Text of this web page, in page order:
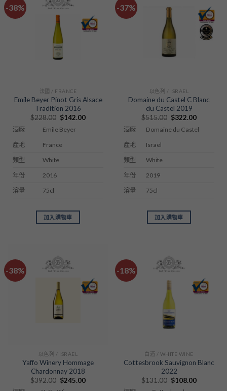
-38%
法國 / FRANCE
Emile Beyer Pinot Gris Alsace
Tradition 2016
$228.00 Original
was:
$142.00Current
酒廠 Emile Beyer
產地 France
類型 White
年份 2016
溶量 75cl
加入購物車
-37%
以色列 / ISRAEL
Domaine du Castel C Blanc
du Castel 2019
$515.00 Original
was:
$322.00Current
is:
酒廠 Domaine du Castel
產地 Israel
類型 White
年份 2019
溶量 75cl
加入購物車
-38%
以色列 / ISRAEL
Yaffo Winery Hommage
Chardonnay 2018
$392.00 Original
$245.00Current
-18%
白酒 / WHITE WINE
Cottesbrook Sauvignon Blanc
2022
$131.00 Original
$108.00Current